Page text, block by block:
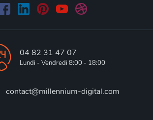
04 82 31 47 07
Lundi - Vendredi 8:00 - 18:00
contact@millennium-digital.com